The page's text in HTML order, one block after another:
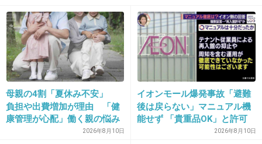
27. 匿名2020/02/11(火) 08:41:02
スタイル受け継いでいたら強いと思う
モデル向き
+112 -7
母親の4割「夏休み不安」
負担や出費増加が理由 「健
康管理が心配」働く親の悩み
2026年8月10日
イオンモール爆発事故「避難
後は戻らない」マニュアル機
能せず 「貴重品OK」と許可
2026年8月10日